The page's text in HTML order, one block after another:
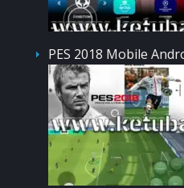
PES 2018 Mobile